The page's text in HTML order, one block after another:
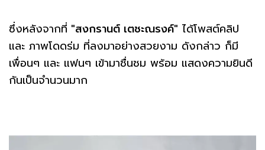
ซึ่งหลังจากที่ "สงกรานต์ เตชะณรงค์" ได้โพสต์คลิป
และ ภาพโดดร่ม ที่ลงมาอย่างสวยงาม ดังกล่าว ก็มี
เพื่อนๆ และ แฟนๆ เข้ามาชื่นชม พร้อม แสดงความยินดี
กันเป็นจำนวนมาก